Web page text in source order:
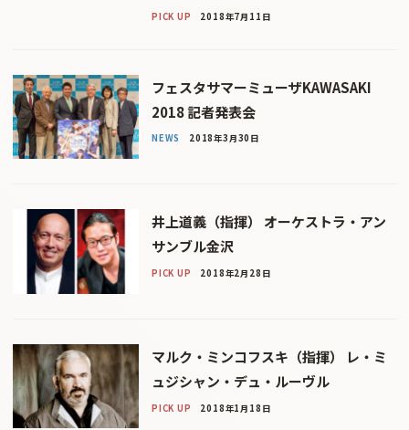
PICK UP 2018年7月11日
フェスタサマーミューザKAWASAKI
2018 記者発表会
NEWS 2018年3月30日
井上道義（指揮） オーケストラ・アン
サンブル金沢
PICK UP 2018年2月28日
マルク・ミンコフスキ（指揮） レ・ミ
ュジシャン・デュ・ルーヴル
PICK UP 2018年1月18日